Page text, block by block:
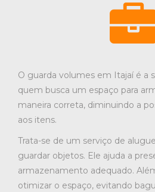
O guarda volumes em Itajaí é a
quem busca um espaço para
maneira correta, diminuindo a
aos itens.
Trata-se de um serviço de
guardar objetos. Ele ajuda a
armazenamento adequado.
otimizar o espaço, evitando